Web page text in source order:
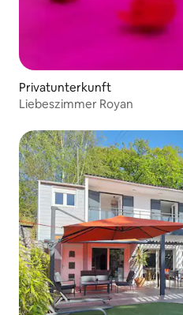
Privatunterkunft
Liebeszimmer Royan